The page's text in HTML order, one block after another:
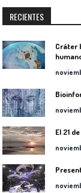
RECIENTES
Cráter
El 21